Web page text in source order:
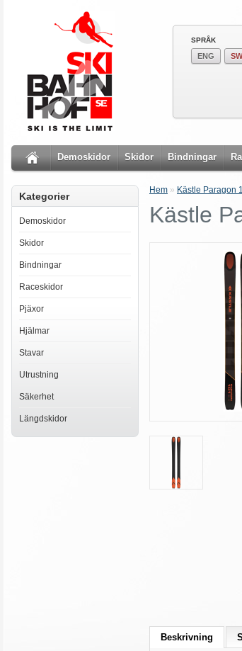
SPRÅK
ENG
Demoskidor Skidor Bindningar
Kategorier
Demoskidor
Skidor
Bindningar
Raceskidor
Pjäxor
Hjälmar
Stavar
Utrustning
Säkerhet
Längdskidor
Hem » Kästle Paragon
Kästle
Beskrivning